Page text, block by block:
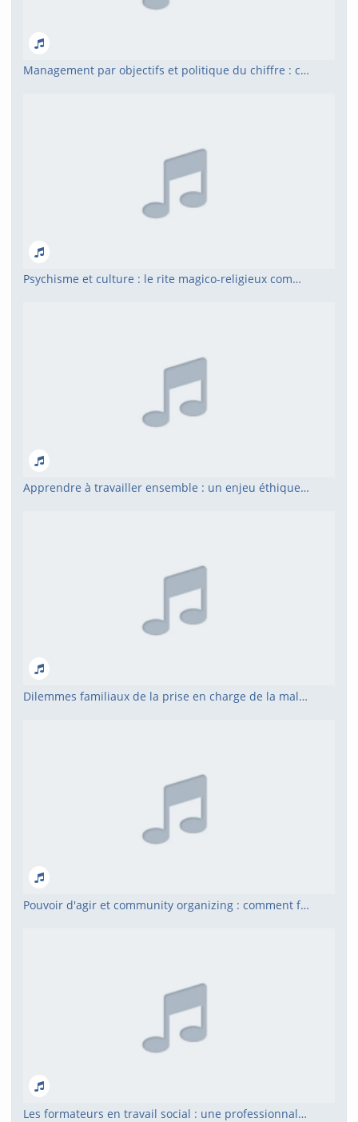
Management par objectifs et politique du chiffre : comment est-on gouverné ? Comment peut-on résister ?
Psychisme et culture : le rite magico-religieux comme outil du lien en Flandre française
Apprendre à travailler ensemble : un enjeu éthique pour le secteur médico-social
Dilemmes familiaux de la prise en charge de la maladie d'Alzheimer…
Pouvoir d'agir et community organizing : comment faire participer les catégories populaires ?
Les formateurs en travail social : une professionnalisation impossible ?